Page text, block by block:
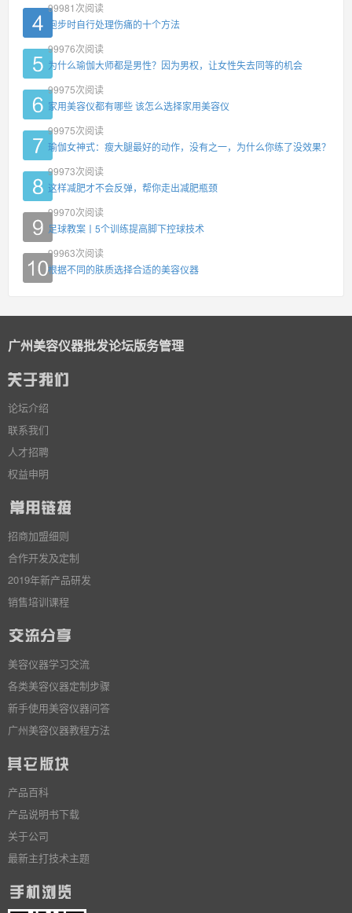
99981 次阅读
跑步时自行处理伤痛的十个方法
99976次阅读
为什么瑜伽大师都是男性？因为男权，让女性失去同等的机会
99975次阅读
家用美容仪都有哪些 该怎么选择家用美容仪
99975次阅读
瑜伽女神式：瘦大腿最好的动作，没有之一，为什么你练了没效果？
99973次阅读
这样减肥才不会反弹，帮你走出减肥瓶颈
99970次阅读
足球教案丨5个训练提高脚下控球技术
99963次阅读
根据不同的肤质选择合适的美容仪器
广州美容仪器批发论坛版务管理
论坛介绍
联系我们
人才招聘
权益申明
招商加盟细则
合作开发及定制
2019年新产品研发
销售培训课程
美容仪器学习交流
各类美容仪器定制步骤
新手使用美容仪器问答
广州美容仪器教程方法
产品百科
产品说明书下载
关于公司
最新主打技术主题